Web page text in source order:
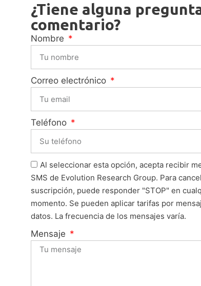
¿Tiene alguna
comentario?
Nombre
Correo electrónico
Teléfono
Al seleccionar esta opción, acepta recibir
SMS de Evolution Research Group. Para
suscripción, puede responder "STOP" en
momento. Se pueden aplicar tarifas por
datos. La frecuencia de los mensajes varía.
Mensaje